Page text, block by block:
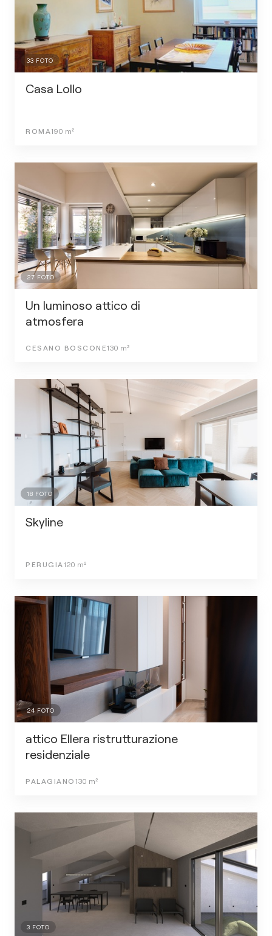
33 FOTO
Casa Lollo
ROMA190 m²
27 FOTO
Un luminoso attico di
atmosfera
CESANO BOSCONE130 m²
18 FOTO
Skyline
PERUGIA 120 m²
24 FOTO
attico Ellera ristrutturazione
residenziale
PALAGIANO 130 m²
3 FOTO